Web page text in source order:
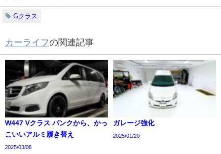
Gクラス
カーライフの関連記事
W447 Vクラス パンクから、かっ
こいいアルミ履き替え
2025/03/08
ガレージ強化
2025/01/20